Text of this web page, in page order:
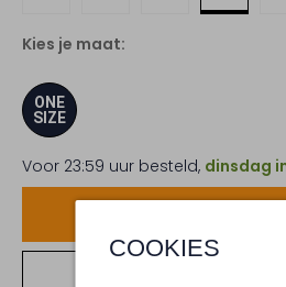
COOKIES
Kies je maat:
ONE
SIZE
Voor 23:59 uur besteld, dinsdag